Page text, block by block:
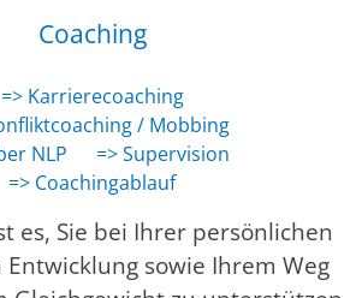
Coaching
=> Karrierecoaching
/ Mobbing
NLP =>Supervision
=> Coachingablauf
es, Sie bei Ihrer persönlichen
sowie Ihrem Weg